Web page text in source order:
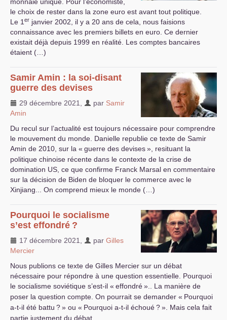
le choix de rester dans la zone euro est avant tout politique.
Le 1 er janvier 2002, il y a 20 ans de cela, nous faisions
connaissance avec les premiers billets en euro. Ce dernier
existait déjà depuis 1999 en réalité. Les comptes bancaires
étaient (…)
Samir Amin : la soi-disant
guerre des devises
29 décembre 2021 par Samir
Amin
Du recul sur l’actualité est toujours nécessaire pour comprendre
le mouvement du monde. Danielle republie ce texte de Samir
Amin de 2010, sur la « guerre des devises», resituant la
politique chinoise récente dans le contexte de la crise de
domination US , ce que confirme Franck Marsal en commentaire
sur la décision de Biden de bloquer le commerce avec le
Xinjiang... On comprend mieux le monde (…)
Pourquoi le socialisme
s’est effondré ?
17 décembre 2021 par Gilles
Mercier
Nous publions ce texte de Gilles Mercier sur un débat
nécessaire pour répondre à une question essentielle. Pourquoi
le socialisme soviétique s’est-il « effondré».. La manière de
poser la question compte. On pourrait se demander « Pourquoi
a-t-il été battu ?» ou « Pourquoi a-t-il échoué?». Mais cela fait
partie justement du débat.